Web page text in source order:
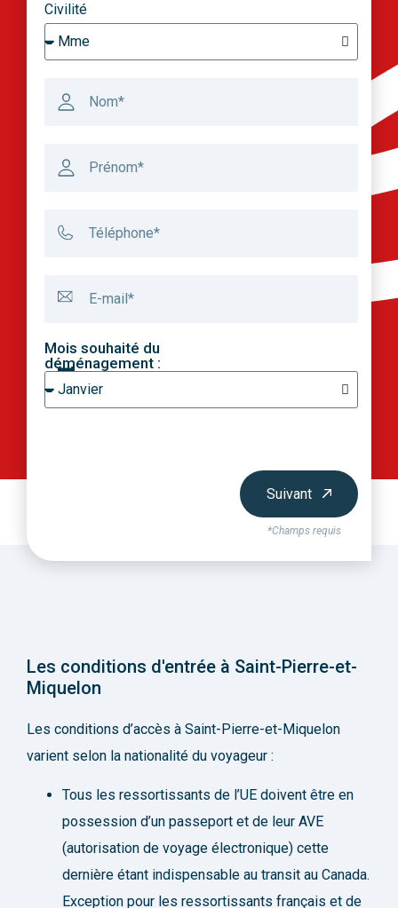
Civilité
Mois souhaité du
déménagement :
Suivant
*Champs requis
Les conditions d'entrée à Saint-Pierre-et-
Miquelon
Les conditions d’accès à Saint-Pierre-et-Miquelon
varient selon la nationalité du voyageur :
Tous les ressortissants de l’UE doivent être en
possession d’un passeport et de leur AVE
(autorisation de voyage électronique) cette
dernière étant indispensable au transit au Canada.
Exception pour les ressortissants français et de